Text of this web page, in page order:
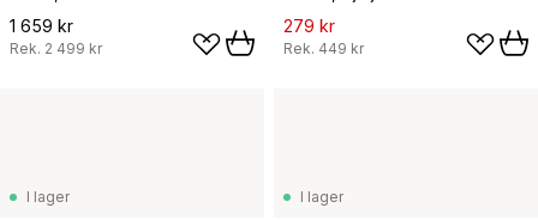
1 659 kr
Rek. 2 499 kr
279 kr
Rek. 449 kr
I lager I lager